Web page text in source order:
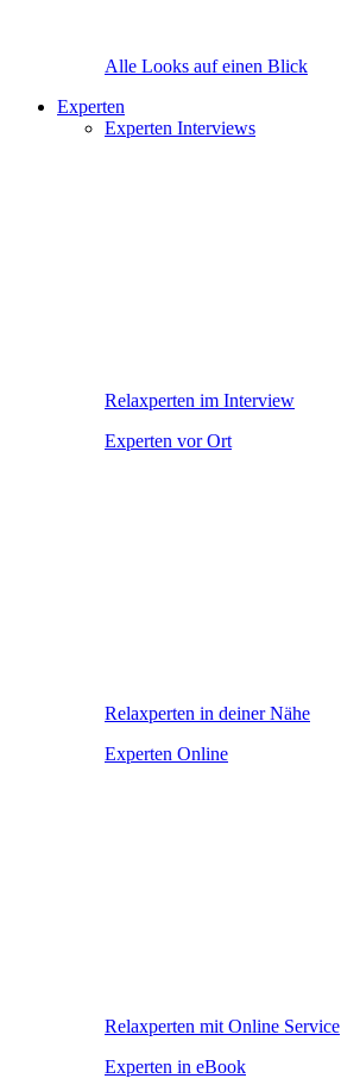
Alle Looks auf einen Blick
Experten
Experten Interviews
Relaxperten im Interview
Experten vor Ort
Relaxperten in deiner Nähe
Experten Online
Relaxperten mit Online Service
Experten in eBook